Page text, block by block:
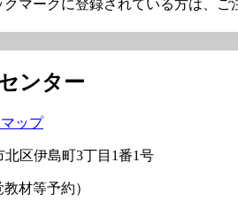
クマークに登録されている方は、ご
ンター
ップ
北区伊島町3丁目1番1号
材等予約）